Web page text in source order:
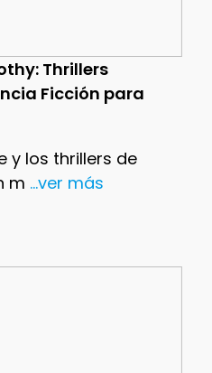
Thrillers
Ficción para
y los thrillers de
m ...ver más